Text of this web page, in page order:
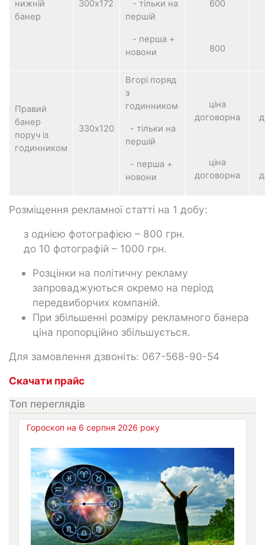
нижній
банер
300х172
- тільки на
першій
- перша +
новони
600
800
Правий
банер
поруч із
годинником
330х120
Вгорі поряд
з
годинником
- тільки на
першій
- перша +
новони
ціна
договорна
ціна
договорна
Розміщення рекламної статті на 1 добу:
з однією фотографією – 800 грн.
до 10 фотографій – 1000 грн.
Розцінки на політичну рекламу
запроваджуються окремо на період
передвиборчих компаній.
При збільшенні розміру рекламного банера
ціна пропорційно збільшується.
Для замовлення дзвоніть: 067-568-90-54
Скачати прайс
Топ переглядів
Гороскоп на 6 серпня 2026 року